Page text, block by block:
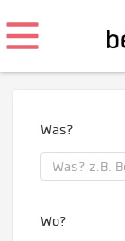
Was?
Wo?